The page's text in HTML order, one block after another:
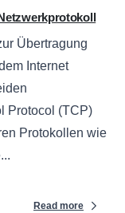
Übertragung
Internet
Protocol (TCP)
Protokollen wie
Read more